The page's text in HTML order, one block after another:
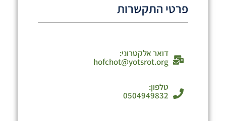
פרטי התקשרות
דואר אלקטרוני:
hofchot@yotsrot.org
טלפון:
0504949832